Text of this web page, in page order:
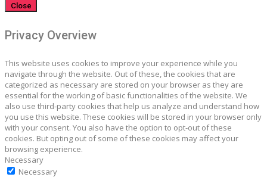
Close
Privacy Overview
This website uses cookies to improve your experience while you
navigate through the website. Out of these, the cookies that are
categorized as necessary are stored on your browser as they are
essential for the working of basic functionalities of the website. We
also use third-party cookies that help us analyze and understand how
you use this website. These cookies will be stored in your browser only
with your consent. You also have the option to opt-out of these
cookies. But opting out of some of these cookies may affect your
browsing experience.
Necessary
Necessary